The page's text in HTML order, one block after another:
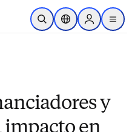
Saltar al contenido principal
Abrir búsqueda
Selector deSign in to
menu
y